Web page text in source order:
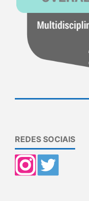
REDES SOCIAIS